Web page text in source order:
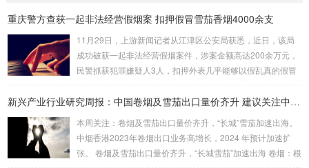
重庆警方查获一起非法经营假烟案 扣押假冒雪茄香烟4000余支
11月29日，上游新闻记者从江津区公安局获悉，近日，该局
成功破获一起非法经营假烟案件，涉案金额高达200余万元，
民警抓获犯罪嫌疑人3人，扣押外表几乎能够以假乱真的假冒
绍，江津区公安局东城派出所民警近日在工作中发现，石蟆镇
出刘某的落脚点。9月19日晚，眼看抓捕时机成熟，江津警方
联合区烟草专卖局将刘某抓获，当场扣押假冒某品牌雪茄假烟
26支。 据烟草专业人员表示，该批某...
新兴产业行业研究周报：中国卷烟及雪茄出口量价齐升 建议关注中烟香港
本周关注：卷烟及雪茄出口量价齐升，“长城”雪茄加速出海。
中烟香港2023年卷烟出口业务高增长，2024 年预计加速扩
张。 卷烟及雪茄出口量价齐升，“长城雪茄”加速出海 卷烟：根